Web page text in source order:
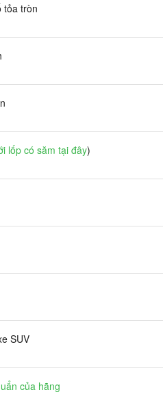
tỏa tròn
lốp có săm tại đây)
SUV
của hãng